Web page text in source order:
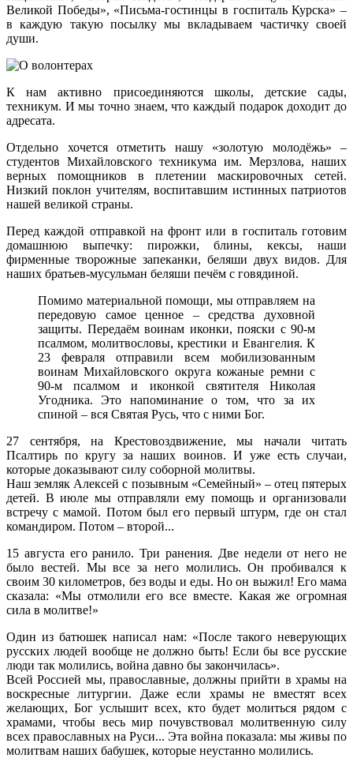
Великой Победы», «Письма-гостинцы в госпиталь Курска» –
в каждую такую посылку мы вкладываем частичку своей
души.
К нам активно присоединяются школы, детские сады,
техникум. И мы точно знаем, что каждый подарок доходит до
адресата.
Отдельно хочется отметить нашу «золотую молодёжь» –
студентов Михайловского техникума им. Мерзлова, наших
верных помощников в плетении маскировочных сетей.
Низкий поклон учителям, воспитавшим истинных патриотов
нашей великой страны.
Перед каждой отправкой на фронт или в госпиталь готовим
домашнюю выпечку: пирожки, блины, кексы, наши
фирменные творожные запеканки, беляши двух видов. Для
наших братьев-мусульман беляши печём с говядиной.
Помимо материальной помощи, мы отправляем на
передовую самое ценное – средства духовной
защиты. Передаём воинам иконки, пояски с 90-м
псалмом, молитвословы, крестики и Евангелия. К
23 февраля отправили всем мобилизованным
воинам Михайловского округа кожаные ремни с
90-м псалмом и иконкой святителя Николая
Угодника. Это напоминание о том, что за их
спиной – вся Святая Русь, что с ними Бог.
27 сентября, на Крестовоздвижение, мы начали читать
Псалтирь по кругу за наших воинов. И уже есть случаи,
которые доказывают силу соборной молитвы.
Наш земляк Алексей с позывным «Семейный» – отец пятерых
детей. В июле мы отправляли ему помощь и организовали
встречу с мамой. Потом был его первый штурм, где он стал
командиром. Потом – второй...
15 августа его ранило. Три ранения. Две недели от него не
было вестей. Мы все за него молились. Он пробивался к
своим 30 километров, без воды и еды. Но он выжил! Его мама
сказала: «Мы отмолили его все вместе. Какая же огромная
сила в молитве!»
Один из батюшек написал нам: «После такого неверующих
русских людей вообще не должно быть! Если бы все русские
люди так молились, война давно бы закончилась».
Всей Россией мы, православные, должны прийти в храмы на
воскресные литургии. Даже если храмы не вместят всех
желающих, Бог услышит всех, кто будет молиться рядом с
храмами, чтобы весь мир почувствовал молитвенную силу
всех православных на Руси... Эта война показала: мы живы по
молитвам наших бабушек, которые неустанно молились.